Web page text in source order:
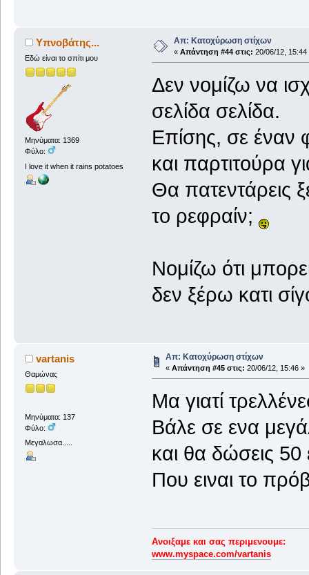
Υπνοβάτης...
Εδώ είναι το σπίτι μου
Μηνύματα: 1369
Φύλο:
I love it when it rains potatoes
Απ: Κατοχύρωση στίχων
« Απάντηση #44 στις: 20/06/12, 15:44
Δεν νομίζω να
σελίδα σελίδα.
Επίσης, σε έναν
και παρτιτούρα
Θα πατεντάρεις
το ρεφραίν;
Νομίζω ότι
δεν ξέρω κατι
vartanis
Θαμώνας
Μηνύματα: 137
Φύλο:
Μεγαλωσα.....
Απ: Κατοχύρωση στίχων
« Απάντηση #45 στις: 20/06/12, 15:46 »
Μα γιατί
Βάλε σε ενα
και θα δώσεις
Που ειναι το
Ανοιξαμε και σας περιμενουμε:
www.myspace.com/vartanis